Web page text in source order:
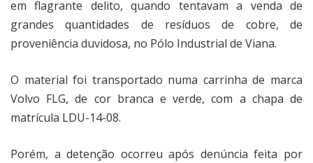
em flagrante delito, quando tentavam a venda de
grandes quantidades de resíduos de cobre, de
proveniência duvidosa, no Pólo Industrial de Viana.
O material foi transportado numa carrinha de marca
Volvo FLG, de cor branca e verde, com a chapa de
matrícula LDU-14-08.
Porém, a detenção ocorreu após denúncia feita por